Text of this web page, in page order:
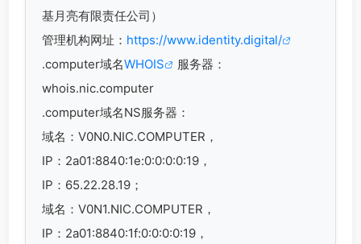
基月亮有限责任公司）
管理机构网址： https://www.identity.digital/
.computer域名WHOIS
服务器：
whois.nic.computer
.computer域名NS服务器：
域名：V0N0.NIC.COMPUTER，
IP：2a01:8840:1e:0:0:0:0:19，
IP：65.22.28.19；
域名：V0N1.NIC.COMPUTER，
IP：2a01:8840:1f:0:0:0:0:19，